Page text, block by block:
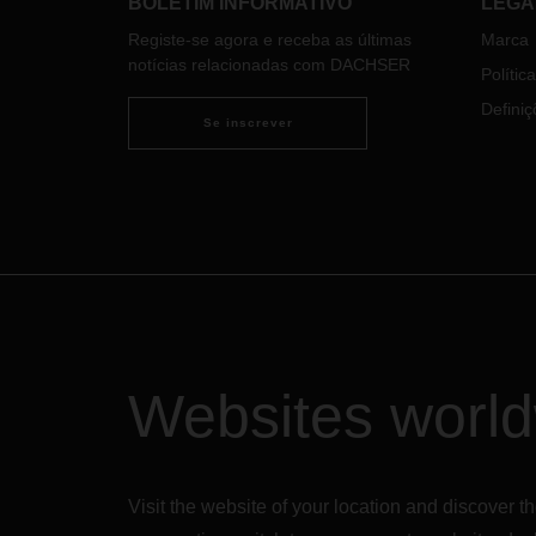
Registe-se agora e receba as últimas
notícias relacionadas com DACHSER
Se inscrever
Marca
Websites
Visit the website of your location and discover